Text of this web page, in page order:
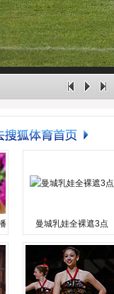
曼城乳娃全裸遮3点